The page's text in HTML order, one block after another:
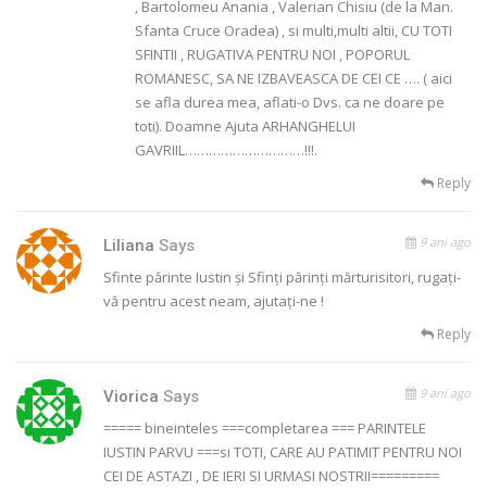
, Bartolomeu Anania , Valerian Chisiu (de la Man.
Sfanta Cruce Oradea) , si multi,multi altii, CU TOTI
SFINTII , RUGATIVA PENTRU NOI , POPORUL
ROMANESC, SA NE IZBAVEASCA DE CEI CE …. ( aici
se afla durea mea, aflati-o Dvs. ca ne doare pe
toti). Doamne Ajuta ARHANGHELUI
GAVRIIL…………………………!!!.
Reply
Liliana Says 9 ani ago
Sfinte părinte Iustin și Sfinți părinți mărturisitori, rugați-
vă pentru acest neam, ajutați-ne !
Reply
Viorica Says 9 ani ago
===== bineinteles ===completarea === PARINTELE
IUSTIN PARVU ===si TOTI, CARE AU PATIMIT PENTRU NOI
CEI DE ASTAZI , DE IERI SI URMASI NOSTRII=========